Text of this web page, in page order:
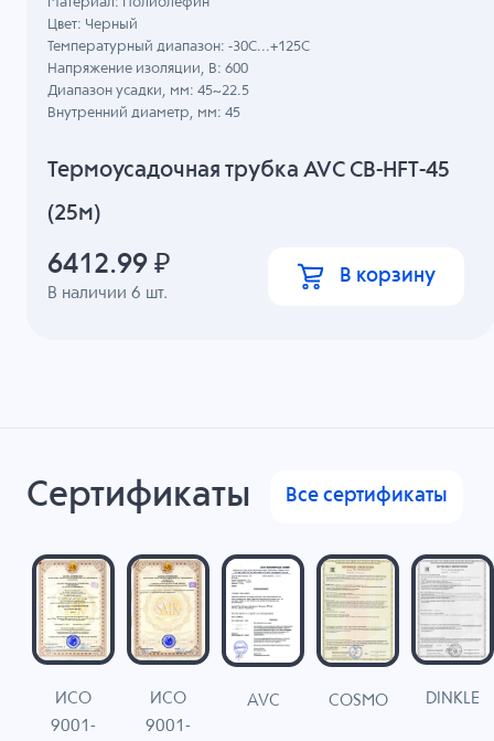
Термоусадочная трубка AVC CB-HFT-45
(25м)
В наличии6 шт.
Цвет: Черный
Температурный диапазон: -30C...+125C
Напряжение изоляции, В: 600
Диапазон усадки, мм: 45~22.5
Внутренний диаметр, мм: 45
6412.99 ₽ В корзину
Сертификаты Все сертификаты
ИСО
9001-
ИСО
9001-
AVC COSMO DINKLE